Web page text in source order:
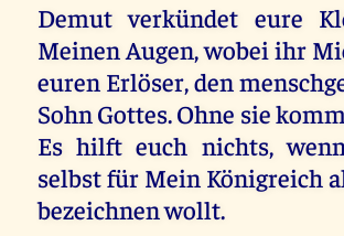
Demut verkündet eure
Meinen Augen, wobei ihr
euren Erlöser, den
Sohn Gottes. Ohne sie
Es hilft euch nichts,
selbst für Mein Königreich
bezeichnen wollt.